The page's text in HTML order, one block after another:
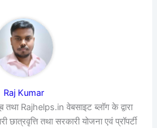
Raj Kumar
तथा Rajhelps.in वेबसाइट ब्लॉग के द्वारा
छात्रवृत्ति तथा सरकारी योजना एवं प्रॉपर्टी